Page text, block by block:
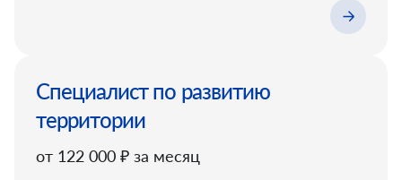
Специалист по развитию
территории
от 122 000 ₽ за месяц